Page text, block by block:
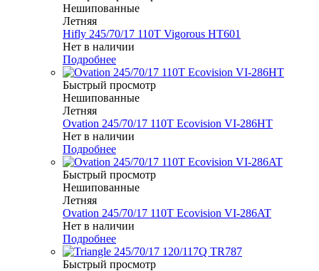
Нешипованные
Летняя
Hifly 245/70/17 110T Vigorous HT601
Нет в наличии
Подробнее
Быстрый просмотр
Нешипованные
Летняя
Ovation 245/70/17 110T Ecovision VI-286HT
Нет в наличии
Подробнее
Быстрый просмотр
Нешипованные
Летняя
Ovation 245/70/17 110T Ecovision VI-286AT
Нет в наличии
Подробнее
Быстрый просмотр